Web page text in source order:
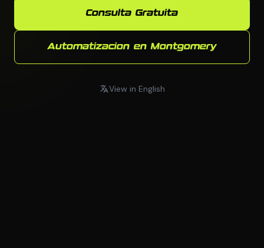
Consulta Gratuita
Automatizacion en Montgomery
View in English